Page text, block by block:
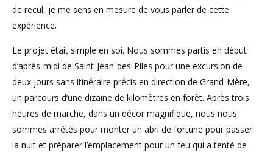
de recul, je me sens en mesure de vous parler de cette
expérience.
Le projet était simple en soi. Nous sommes partis en début
d’après-midi de Saint-Jean-des-Piles pour une excursion de
deux jours sans itinéraire précis en direction de Grand-Mère,
un parcours d’une dizaine de kilomètres en forêt. Après trois
heures de marche, dans un décor magnifique, nous nous
sommes arrêtés pour monter un abri de fortune pour passer
la nuit et préparer l’emplacement pour un feu qui a tenté de